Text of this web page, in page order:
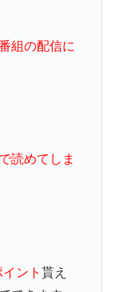
組の配信に
読めてしま
ント 貰え